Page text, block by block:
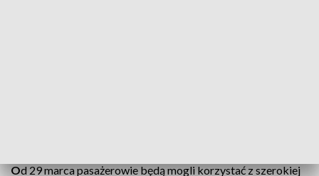
Od 29 marca pasażerowie będą mogli korzystać z szerokiej